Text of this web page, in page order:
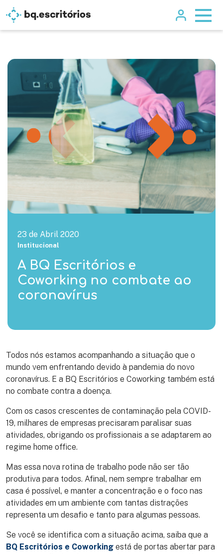
23 de Abril 2020
Institucional
A BQ Escritórios e
Coworking no combate ao
coronavírus
Todos nós estamos acompanhando a situação que o
mundo vem enfrentando devido à pandemia do novo
coronavírus. E a BQ Escritórios e Coworking também está
no combate contra a doença.
Com os casos crescentes de contaminação pela COVID-
19, milhares de empresas precisaram paralisar suas
atividades, obrigando os profissionais a se adaptarem ao
regime home office.
Mas essa nova rotina de trabalho pode não ser tão
produtiva para todos. Afinal, nem sempre trabalhar em
casa é possível, e manter a concentração e o foco nas
atividades em um ambiente com tantas distrações
representa um desafio e tanto para algumas pessoas.
Se você se identifica com a situação acima, saiba que a
BQ Escritórios e Coworking está de portas abertar para